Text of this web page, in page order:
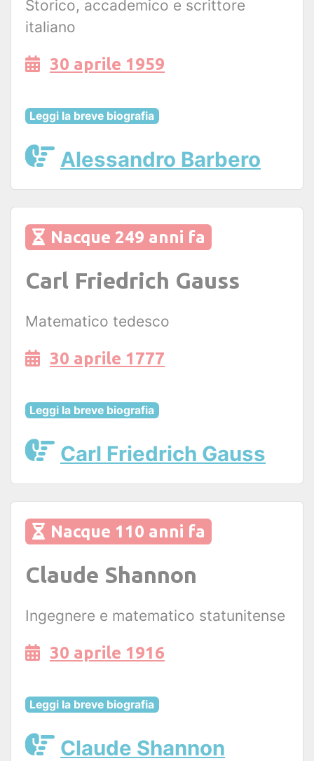
Storico, accademico e scrittore
italiano
30 aprile 1959
Leggi la breve biografia
Alessandro Barbero
Nacque 249 anni fa
Carl Friedrich Gauss
Matematico tedesco
30 aprile 1777
Leggi la breve biografia
Carl Friedrich Gauss
Nacque 110 anni fa
Claude Shannon
Ingegnere e matematico statunitense
30 aprile 1916
Leggi la breve biografia
Claude Shannon